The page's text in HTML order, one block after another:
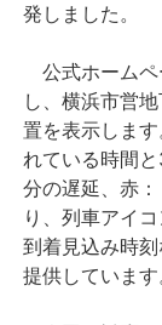
発しました。
公式ホームペ
し、横浜市営
置を表示しま
れている時間
分の遅延、赤
り、列車アイ
到着見込み時
提供しています